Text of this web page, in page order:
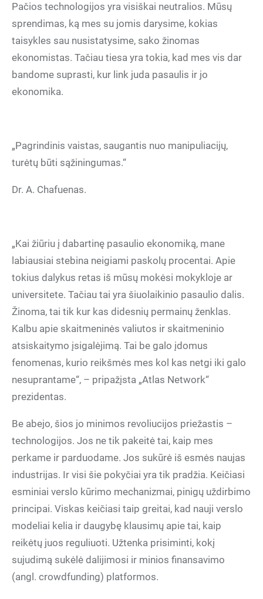
Pačios technologijos yra visiškai neutralios. Mūsų
sprendimas, ką mes su jomis darysime, kokias
taisykles sau nusistatysime, sako žinomas
ekonomistas. Tačiau tiesa yra tokia, kad mes vis dar
bandome suprasti, kur link juda pasaulis ir jo
ekonomika.
„Pagrindinis vaistas, saugantis nuo manipuliacijų,
turėtų būti sąžiningumas.“
Dr. A. Chafuenas.
„Kai žiūriu į dabartinę pasaulio ekonomiką, mane
labiausiai stebina neigiami paskolų procentai. Apie
tokius dalykus retas iš mūsų mokėsi mokykloje ar
universitete. Tačiau tai yra šiuolaikinio pasaulio dalis.
Žinoma, tai tik kur kas didesnių permainų ženklas.
Kalbu apie skaitmeninės valiutos ir skaitmeninio
atsiskaitymo įsigalėjimą. Tai be galo įdomus
fenomenas, kurio reikšmės mes kol kas netgi iki galo
nesuprantame“, – pripažįsta „Atlas Network“
prezidentas.
Be abejo, šios jo minimos revoliucijos priežastis –
technologijos. Jos ne tik pakeitė tai, kaip mes
perkame ir parduodame. Jos sukūrė iš esmės naujas
industrijas. Ir visi šie pokyčiai yra tik pradžia. Keičiasi
esminiai verslo kūrimo mechanizmai, pinigų uždirbimo
principai. Viskas keičiasi taip greitai, kad nauji verslo
modeliai kelia ir daugybę klausimų apie tai, kaip
reikėtų juos reguliuoti. Užtenka prisiminti, kokį
sujudimą sukėlė dalijimosi ir minios finansavimo
(angl. crowdfunding) platformos.